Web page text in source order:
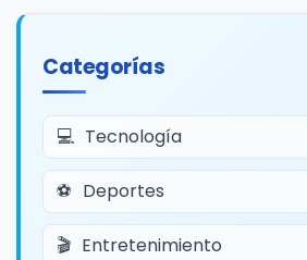
Categorías
Tecnología
Deportes
Entretenimiento